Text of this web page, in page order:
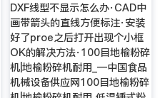
DXF线型不显示怎么办·CAD中
画带箭头的直线方便标注·安装
好了proe之后打开出现个小框
OK的解决方法·100目地榆粉碎
机|地榆粉碎机耐用_—中国食品
机械设备供应网100目地榆粉碎